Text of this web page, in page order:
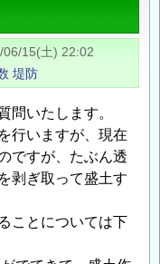
06/15(土) 22:02
堤防
問いたします。
行いますが、現在
ですが、たぶん透
剥ぎ取って盛土す
ことについては下